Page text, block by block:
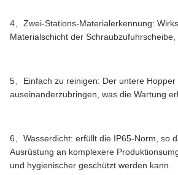
4、Zwei-Stations-Materialerkennung:
Materialschicht der
5、Einfach zu reinigen: Der untere Hopper
auseinanderzubringen, was die Wartung
6、Wasserdicht: erfüllt die IP65-Norm, so
Ausrüstung an komplexere
und hygienischer geschützt werden kann.